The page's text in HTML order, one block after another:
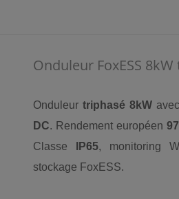
Onduleur FoxESS
Onduleurtriphasé 8kW avec
DC. Rendement européen
Classe
IP65, monitoring
stockage FoxESS.